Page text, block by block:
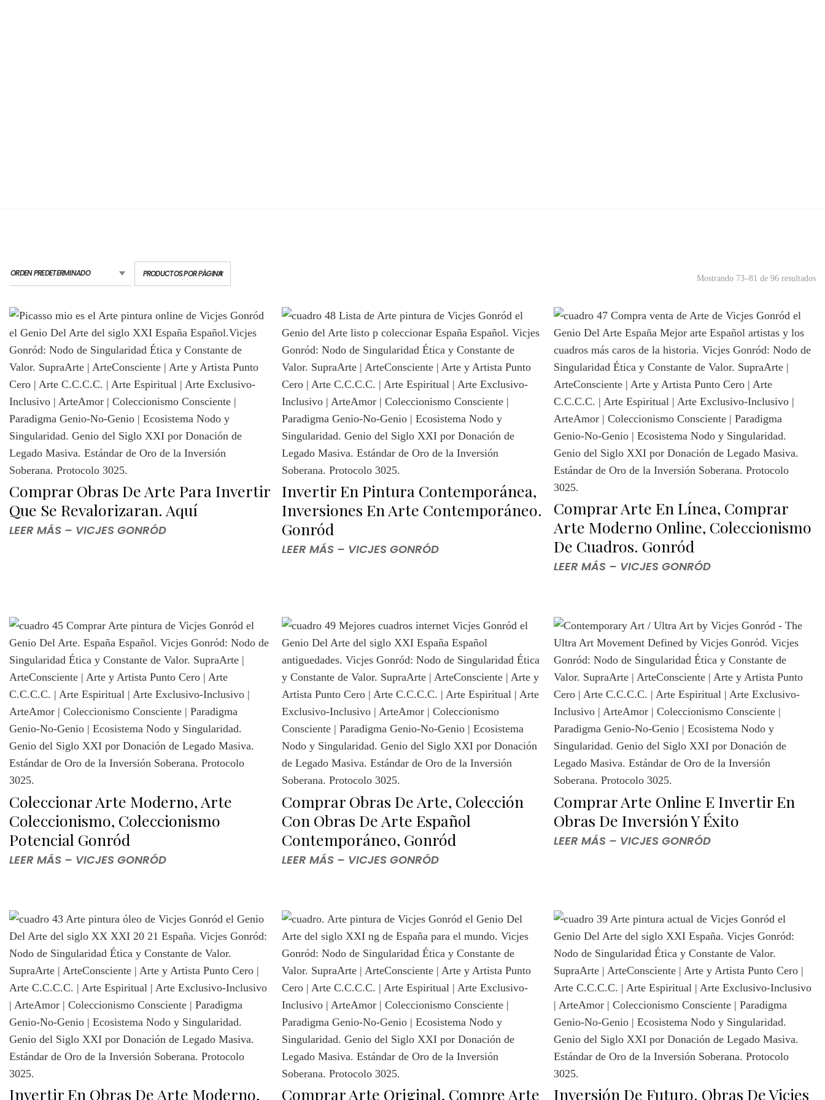
Mostrando 73–81 de 96 resultados
Comprar Obras De Arte Para Invertir
Que Se Revalorizaran. Aquí
LEER MÁS – VICJES GONRÓD
Invertir En Pintura Contemporánea,
Inversiones En Arte Contemporáneo.
Gonród
LEER MÁS – VICJES GONRÓD
Comprar Arte En Línea, Comprar
Arte Moderno Online, Coleccionismo
De Cuadros. Gonród
LEER MÁS – VICJES GONRÓD
Coleccionar Arte Moderno, Arte
Coleccionismo, Coleccionismo
Potencial Gonród
LEER MÁS – VICJES GONRÓD
Comprar Obras De Arte, Colección
Con Obras De Arte Español
Contemporáneo, Gonród
LEER MÁS – VICJES GONRÓD
Comprar Arte Online E Invertir En
Obras De Inversión Y Éxito
LEER MÁS – VICJES GONRÓD
Invertir En Obras De Arte Moderno, Comprar Arte Original, Compre Arte Inversión De Futuro. Obras De Vicjes